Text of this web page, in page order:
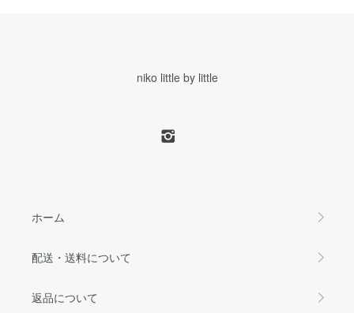
niko little by little
ホーム
配送・送料について
返品について